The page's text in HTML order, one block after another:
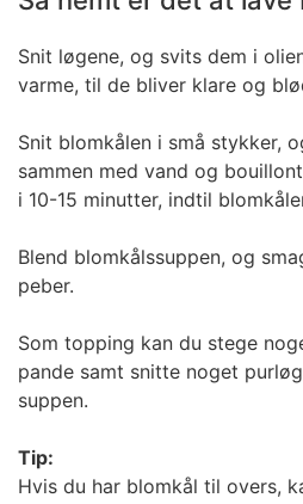
Snit løgene, og svits dem i
varme, til de bliver klare og
Snit blomkålen i små stykker,
sammen med vand og
i 10-15 minutter, indtil
Blend blomkålssuppen, og
peber.
Som topping kan du stege
pande samt snitte noget
suppen.
Tip:
Hvis du har blomkål til overs,